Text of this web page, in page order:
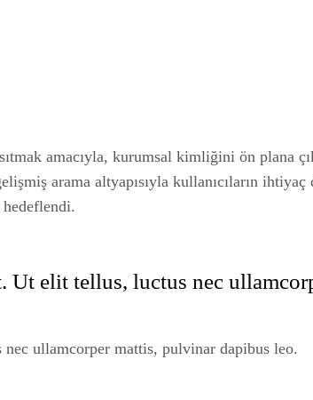
amacıyla, kurumsal kimliğini ön plana
arama altyapısıyla kullanıcıların
elit tellus, luctus nec
ullamcorper mattis, pulvinar dapibus leo.